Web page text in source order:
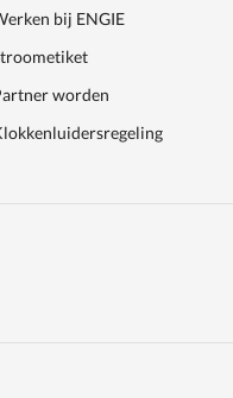
bij ENGIE
worden